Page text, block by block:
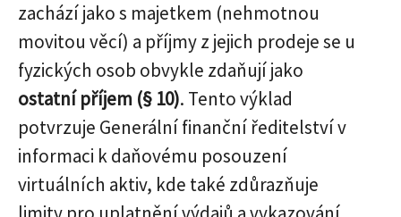
zachází jako s majetkem (nehmotnou
movitou věcí) a příjmy z jejich prodeje se u
fyzických osob obvykle zdaňují jako
ostatní příjem (§ 10). Tento výklad
potvrzuje Generální finanční ředitelství v
informaci k daňovému posouzení
virtuálních aktiv, kde také zdůrazňuje